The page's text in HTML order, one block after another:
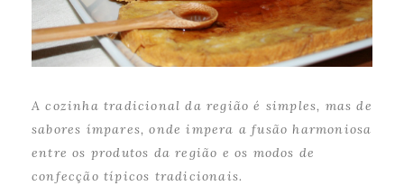
A cozinha tradicional da região é simples, mas de
sabores ímpares, onde impera a fusão harmoniosa
entre os produtos da região e os modos de
confecção típicos tradicionais.